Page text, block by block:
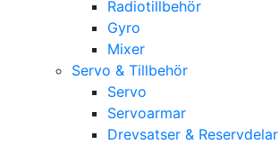
Radiotillbehör
Gyro
Mixer
Servo & Tillbehör
Servo
Servoarmar
Drevsatser & Reservdelar